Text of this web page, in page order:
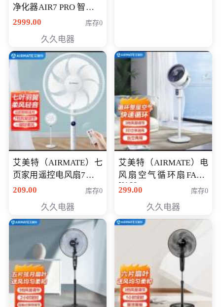
净化器AIR7 PRO 智能全
屋空气循环负离子旗舰
2999.00 库存0
久久电器
艾美特（AIRMATE）七
页家用遥控电风扇7档风
量空气循环摇头立式落
定时落地式风扇CS35-
R20
209.00 库存0
久久电器
艾美特（AIRMATE）电
风扇空气循环扇FA18-
X168
299.00 库存0
久久电器